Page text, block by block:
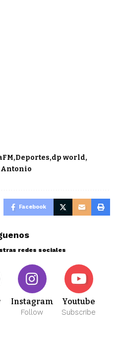
Deportes dp world
Antonio
Facebook
redes sociales
Instagram
Follow
Youtube
Subscribe